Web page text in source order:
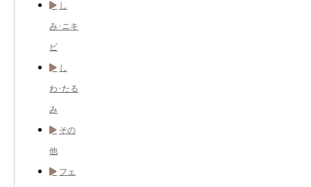
し
み･ニキ
ビ
し
わ･たる
み
その
他
フェ